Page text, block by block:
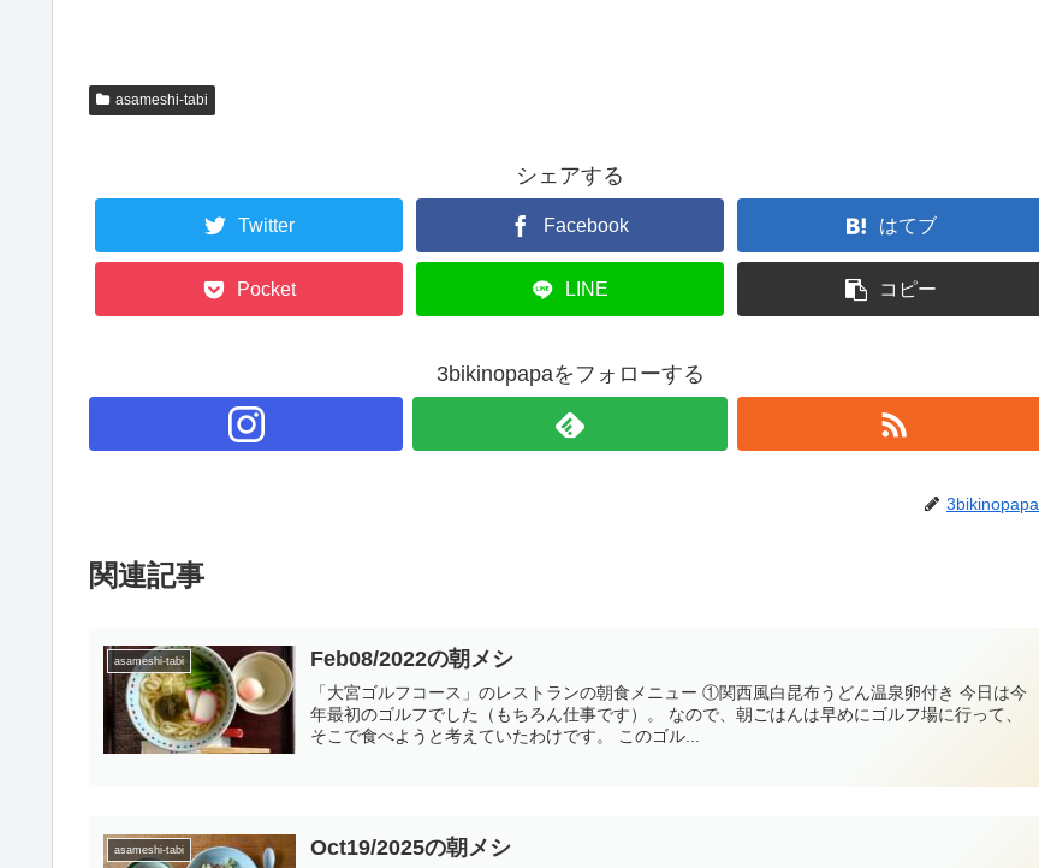
asameshi-tabi
シェアする
Twitter Facebook はてブ
Pocket LINE コピー
3bikinopapaをフォローする
3bikinopapa
関連記事
asameshi-tabi Feb08/2022の朝メシ
「大宮ゴルフコース」のレストランの朝食メニュー ①関西風白昆布うどん温泉卵付き 今日は今
年最初のゴルフでした（もちろん仕事です）。 なので、朝ごはんは早めにゴルフ場に行って、
そこで食べようと考えていたわけです。 このゴル...
asameshi-tabi Oct19/2025の朝メシ